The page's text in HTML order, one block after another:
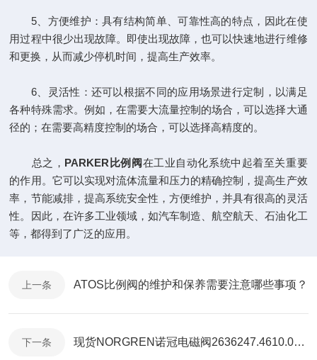
5、方便维护：具有结构简单、可靠性高的特点，因此在使
用过程中很少出现故障。即使出现故障，也可以快速地进行维修
和更换，从而减少停机时间，提高生产效率。
6、灵活性：还可以根据不同的应用场景进行定制，以满足
各种特殊需求。例如，在需要大流量控制的场合，可以选择大通
径的；在需要高精度控制的场合，可以选择高精度的。
总之， PARKER比例阀在工业自动化系统中起着至关重要
的作用。它可以实现对流体流量和压力的精确控制，提高生产效
率，节能减排，提高系统安全性，方便维护，并具有很高的灵活
性。因此，在许多工业领域，如汽车制造、航空航天、石油化工
等，都得到了广泛的应用。
上一条 ATOS比例阀的维护和保养需要注意哪些事项？
下一条 现货NORGREN诺冠电磁阀2636247.4610.024.00技术资料